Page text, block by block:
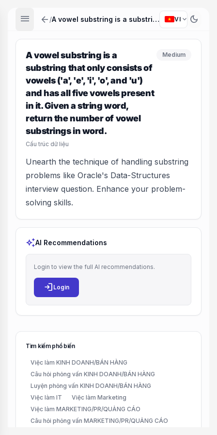
menu arrow_back / A vowel substring is a substring that only consists of vowels ('a', 'e', 'i', 'o', and 'u') and has all five vowels present in it. Given a string word, return the number of vowel substrings in word. VI expand_more dark_mode
A vowel substring is a
substring that only consists of
vowels ('a', 'e', 'i', 'o', and 'u')
and has all five vowels present
in it. Given a string word,
return the number of vowel
substrings in word.
Cấu trúc dữ liệu
Medium
Unearth the technique of handling substring
problems like Oracle's Data-Structures
interview question. Enhance your problem-
solving skills.
auto_awesomeAI Recommendations
Login to view the full AI recommendations.
login Login
Tìm kiếm phổ biến
Việc làm KINH DOANH/BÁN HÀNG
Câu hỏi phỏng vấn KINH DOANH/BÁN HÀNG
Luyện phỏng vấn KINH DOANH/BÁN HÀNG
Việc làm IT
Việc làm Marketing
Việc làm MARKETING/PR/QUẢNG CÁO
Câu hỏi phỏng vấn MARKETING/PR/QUẢNG CÁO